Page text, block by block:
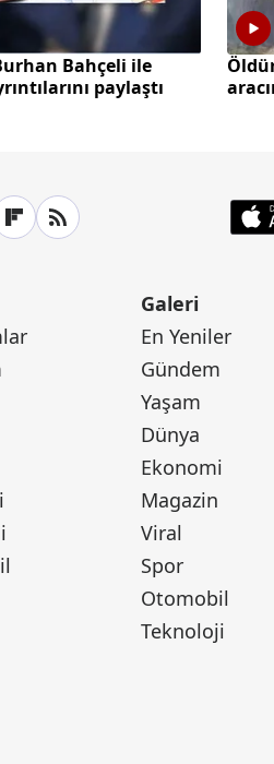
Bahçeli ile
paylaştı
Galeri
En Yeniler
Gündem
Yaşam
Dünya
Ekonomi
Magazin
Viral
Spor
Otomobil
Teknoloji